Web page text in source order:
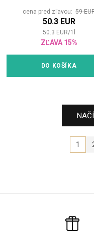
cena pred zľavou:59
50.3 EUR
50.3 EUR/1
ZĽAVA 15%
DO KOŠÍKA
1